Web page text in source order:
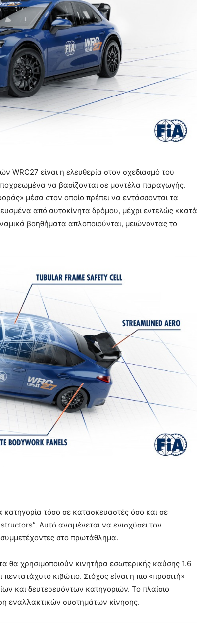
WRC27 είναι η ελευθερία στον σχεδιασμό του
να βασίζονται σε μοντέλα παραγωγής.
μέσα στον οποίο πρέπει να εντάσσονται τα
από αυτοκίνητα δρόμου, μέχρι εντελώς «κατά
βοηθήματα απλοποιούνται, μειώνοντας το
κατηγορία τόσο σε κατασκευαστές όσο και σε
Αυτό αναμένεται να ενισχύσει τον
στο πρωτάθλημα.
θα χρησιμοποιούν κινητήρα εσωτερικής καύσης 1.6
κιβώτιο. Στόχος είναι η πιο «προσιτή»
και δευτερευόντων κατηγοριών. Το πλαίσιο
εναλλακτικών συστημάτων κίνησης.